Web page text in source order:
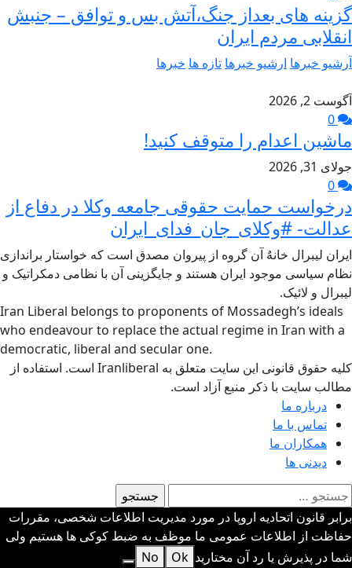
گزینه های بعداز جنگ،آتش بس و توافق – جنبش
انقلابی مردم ایران
آرشیو خبرها ارشیو خبرها تازه ها خبرها
آگوست 2, 2026
ماشین اعدام را متوقف کنید!
جولای 31, 2026
درخواست حمایت حقوقی جامعه وکلا در دفاع از
عدالت- #وکلای_جان_فدای_ایران
ایران لیبرال خانهٌ آن گروه از پیروان مصدق است که خواستار براندازی
نظام سیاسی موجود ایران هستند و جایگزینی آن با نظامی دمکراتیک و
لیبرال و لائیک.
Iran Liberal belongs to proponents of Mossadegh’s ideals
who endeavour to replace the actual regime in Iran with a
democratic, liberal and secular one.
کلیه حقوق قانونی این سایت متعلق به Iranliberal است. استفاده از
مطالب سایت با ذکر منبع آزاد است.
درباره ما
تماس با ما
همکاران ما
دیدنی ها
جستجو
برای:
برابر قانون اتحادیه اروپا در مورد مدیریت اطلاعات شخصی، مقررات
حفاظت از اطلاعات عمومی ما موظف به ضبط کوکی ها هستیم ولی
شما در پذیرش یا رد آن مختارید Ok
No